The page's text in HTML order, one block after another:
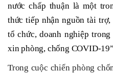
nước chấp thuận là một
thức tiếp nhận nguồn tài
tổ chức, doanh nghiệp
xin phòng, chống COVID-
Trong cuộc chiến phòng